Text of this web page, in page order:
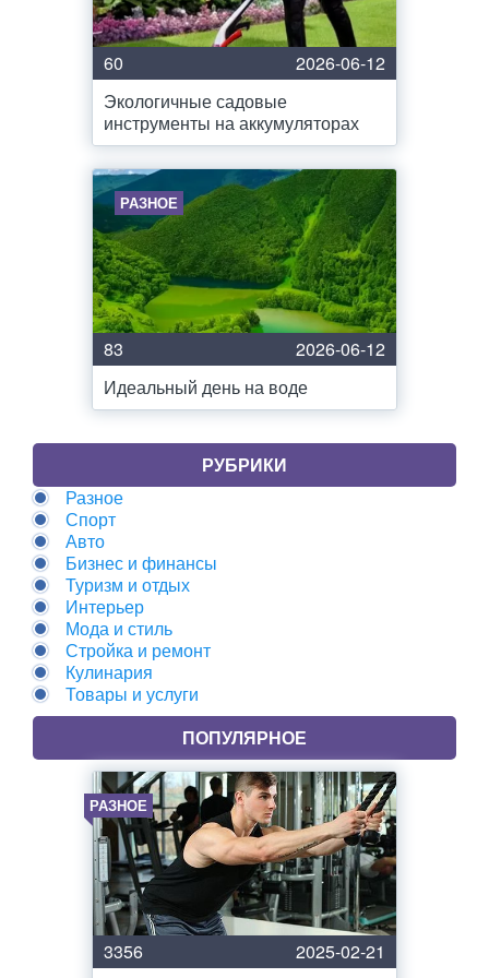
60
2026-06-12
Экологичные садовые
инструменты на аккумуляторах
РАЗНОЕ
83
2026-06-12
Идеальный день на воде
РУБРИКИ
Разное
Спорт
Авто
Бизнес и финансы
Туризм и отдых
Интерьер
Мода и стиль
Стройка и ремонт
Кулинария
Товары и услуги
ПОПУЛЯРНОЕ
РАЗНОЕ
3356
2025-02-21